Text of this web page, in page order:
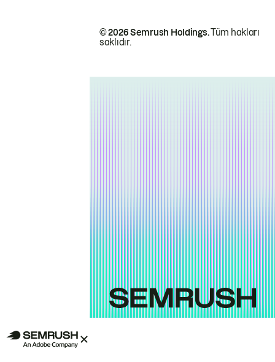
© 2026 Semrush Holdings.Tüm hakları
saklıdır.